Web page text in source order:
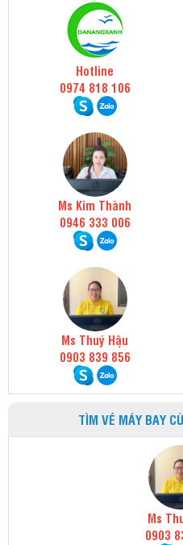
Hotline
0974 818 106
Ms Kim Thành
0946 333 006
Ms Thuý Hậu
0903 839 856
TÌM VÉ MÁY BAY
Ms
0903